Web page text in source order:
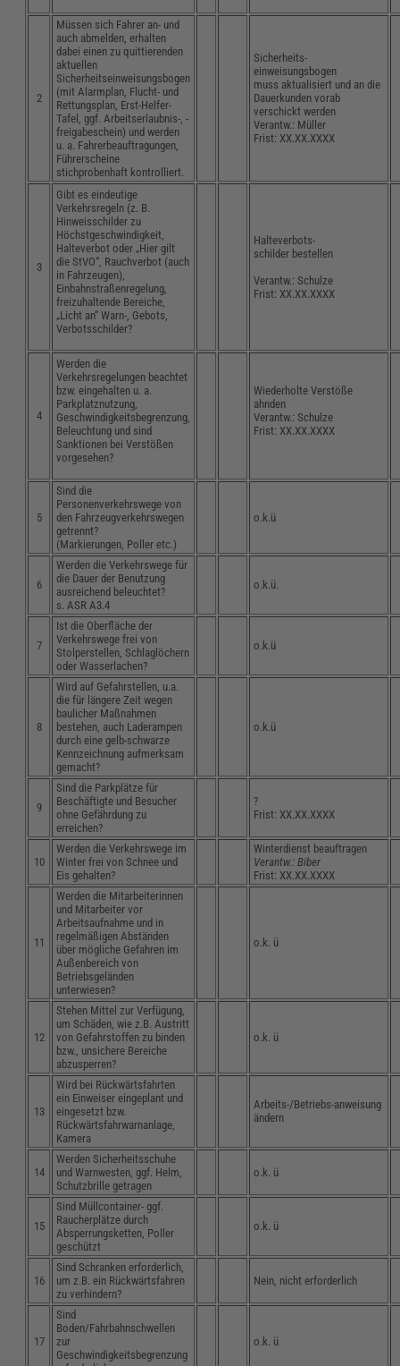
2
Müssen sich Fahrer an- und
auch abmelden, erhalten
dabei einen zu quittierenden
aktuellen
Sicherheitseinweisungsbogen
(mit Alarmplan, Flucht- und
Rettungsplan, Erst-Helfer-
Tafel, ggf. Arbeitserlaubnis-, -
freigabeschein) und werden
u. a. Fahrerbeauftragungen,
Führerscheine
stichprobenhaft kontrolliert.
Sicherheits-
einweisungsbogen
muss aktualisiert und an die
Dauerkunden vorab
verschickt werden
Verantw.: Müller
Frist: XX.XX.XXXX
3
Gibt es eindeutige
Verkehrsregeln (z. B.
Hinweisschilder zu
Höchstgeschwindigkeit,
Halteverbot oder „Hier gilt
die StVO“, Rauchverbot (auch
in Fahrzeugen),
Einbahnstraßenregelung,
freizuhaltende Bereiche,
„Licht an“ Warn-, Gebots,
Verbotsschilder?
Halteverbots-
schilder bestellen
Verantw.: Schulze
Frist: XX.XX.XXXX
4
Werden die
Verkehrsregelungen beachtet
bzw. eingehalten u. a.
Parkplatznutzung,
Geschwindigkeitsbegrenzung,
Beleuchtung und sind
Sanktionen bei Verstößen
vorgesehen?
Wiederholte Verstöße
ahnden
Verantw.: Schulze
Frist: XX.XX.XXXX
5
Sind die
Personenverkehrswege von
den Fahrzeugverkehrswegen
getrennt?
(Markierungen, Poller etc.)
o.k.ü
6
Werden die Verkehrswege für
die Dauer der Benutzung
ausreichend beleuchtet?
s. ASR A3.4
o.k.ü.
7
Ist die Oberfläche der
Verkehrswege frei von
Stolperstellen, Schlaglöchern
oder Wasserlachen?
o.k.ü
8
Wird auf Gefahrstellen, u.a.
die für längere Zeit wegen
baulicher Maßnahmen
bestehen, auch Laderampen
durch eine gelb-schwarze
Kennzeichnung aufmerksam
gemacht?
o.k.ü
9
Sind die Parkplätze für
Beschäftigte und Besucher
ohne Gefährdung zu
erreichen?
?
Frist: XX.XX.XXXX
10
Werden die Verkehrswege im
Winter frei von Schnee und
Eis gehalten?
Winterdienst beauftragen
Verantw.: Biber
Frist: XX.XX.XXXX
11
Werden die Mitarbeiterinnen
und Mitarbeiter vor
Arbeitsaufnahme und in
regelmäßigen Abständen
über mögliche Gefahren im
Außenbereich von
Betriebsgeländen
unterwiesen?
o.k. ü
12
Stehen Mittel zur Verfügung,
um Schäden, wie z.B. Austritt
von Gefahrstoffen zu binden
bzw., unsichere Bereiche
abzusperren?
o.k. ü
13
Wird bei Rückwärtsfahrten
ein Einweiser eingeplant und
eingesetzt bzw.
Rückwärtsfahrwarnanlage,
Kamera
Arbeits-/Betriebs-anweisung
ändern
14
Werden Sicherheitsschuhe
und Warnwesten, ggf. Helm,
Schutzbrille getragen
o.k. ü
15
Sind Müllcontainer- ggf.
Raucherplätze durch
Absperrungsketten, Poller
geschützt
o.k. ü
16
Sind Schranken erforderlich,
um z.B. ein Rückwärtsfahren
zu verhindern?
Nein, nicht erforderlich
17
Sind
Boden/Fahrbahnschwellen
zur
Geschwindigkeitsbegrenzung
o.k. ü